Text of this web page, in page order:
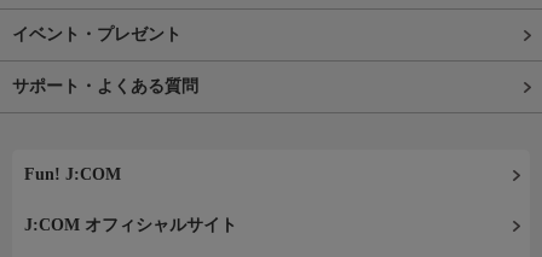
イベント・プレゼント
サポート・よくある質問
Fun! J:COM
J:COM オフィシャルサイト